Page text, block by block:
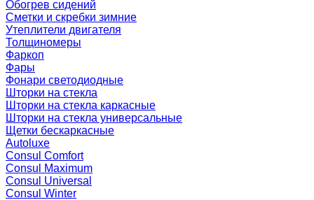
Обогрев сидений
Сметки и скребки зимние
Утеплители двигателя
Толщиномеры
Фаркоп
Фары
Фонари светодиодные
Шторки на стекла
Шторки на стекла каркасные
Шторки на стекла универсальные
Щетки бескаркасные
Autoluxe
Consul Comfort
Consul Maximum
Consul Universal
Consul Winter